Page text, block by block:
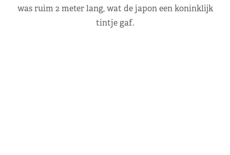
was ruim 2 meter lang, wat de japon een koninklijk
tintje gaf.